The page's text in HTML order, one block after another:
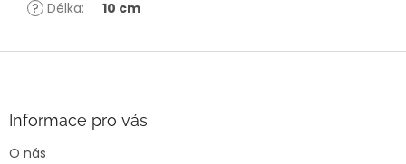
? Délka: 10 cm
Informace pro vás
O nás